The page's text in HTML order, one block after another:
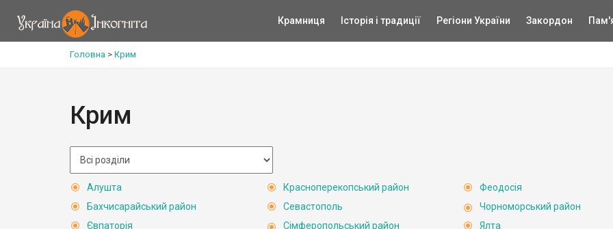
Крамниця Історія і традиції Регіони України Закордон
Головна > Крим
Крим
Алушта
Бахчисарайський район
Євпаторія
Красноперекопський район
Севастополь
Сімферопольський район
Феодосія
Чорноморський район
Ялта